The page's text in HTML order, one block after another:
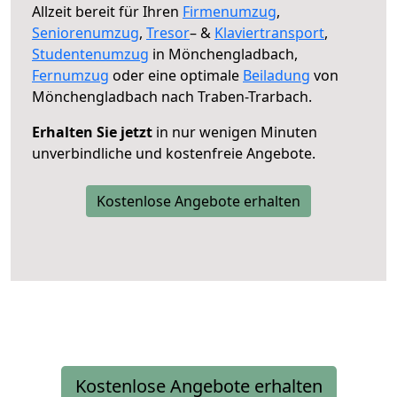
Allzeit bereit für Ihren Firmenumzug,
Seniorenumzug, Tresor– & Klaviertransport,
Studentenumzug in Mönchengladbach,
Fernumzug oder eine optimale Beiladung von
Mönchengladbach nach Traben-Trarbach.
Erhalten Sie jetzt in nur wenigen Minuten
unverbindliche und kostenfreie Angebote.
Kostenlose Angebote erhalten
Kostenlose Angebote erhalten